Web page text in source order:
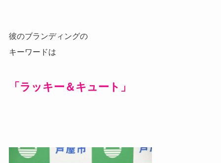
彼のブランディングの
キーワードは
「ラッキー＆キュート」